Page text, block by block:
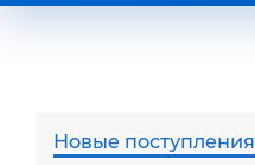
Новые поступления